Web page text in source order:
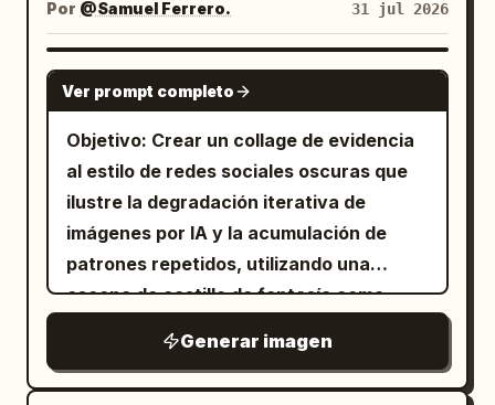
texturas decorativas, filtros vintage y
diseños desordenados.
línea de
enorme
como encabezado emocional con trazos
largos y coherentes y un halo blanco
un ligero grano de película y un
viñeteado de enfoque suave, lo que
resulta en una imagen conmemorativa
privada y formal construida sobre la luz,
la sombra y escalas de color contenidas.
logotipos ni dispositivos modernos."
Ejecútalo para varias décadas y
publícalo como un carrusel
Por @Samuel Ferrero. 31 jul 2026
GPT IMAGE 2
Ver prompt completo
Objetivo: Crear un collage de evidencia
al estilo de redes sociales oscuras que
ilustre la degradación iterativa de
imágenes por IA y la acumulación de
patrones repetidos, utilizando una
escena de castillo de fantasía como
captura de pantalla vertical alta,
aproximadamente 490 × 957 px, fondo
Generar imagen